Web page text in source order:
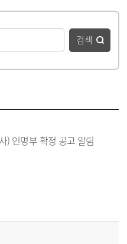
검색
) 인명부 확정 공고 알림